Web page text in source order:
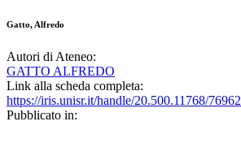
Gatto, Alfredo
Autori di Ateneo:
GATTO ALFREDO
Link alla scheda completa:
https://iris.unisr.it/handle/20.500.11768/76962
Pubblicato in: